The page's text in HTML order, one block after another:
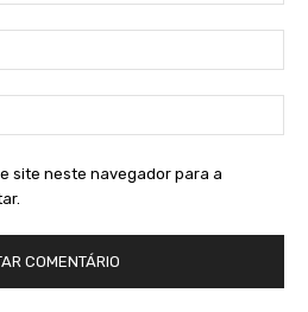
site neste navegador para a